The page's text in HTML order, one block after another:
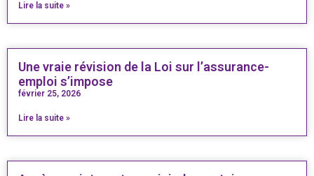
Lire la suite »
Une vraie révision de la Loi sur l’assurance-
emploi s’impose
février 25, 2026
Lire la suite »